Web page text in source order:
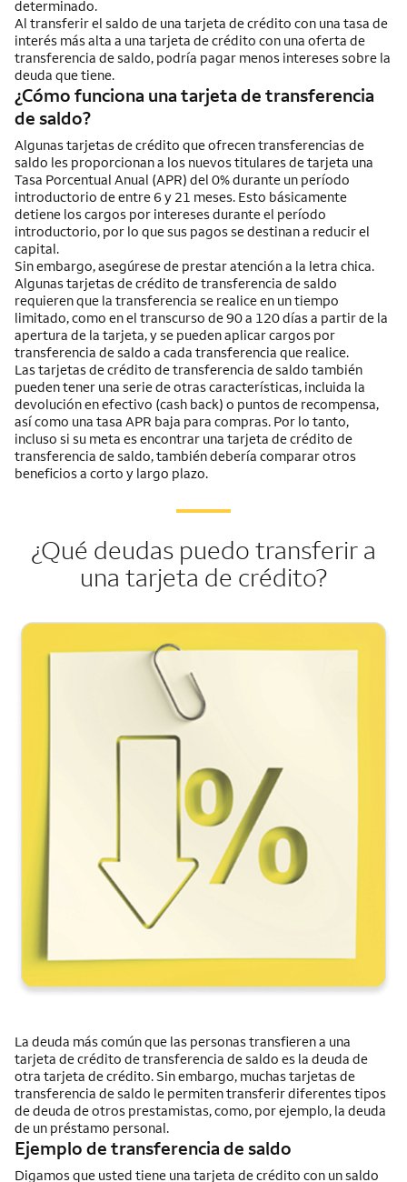
determinado.
Al transferir el saldo de una tarjeta de crédito con una tasa de
interés más alta a una tarjeta de crédito con una oferta de
transferencia de saldo, podría pagar menos intereses sobre la
deuda que tiene.
¿Cómo funciona una tarjeta de transferencia
de saldo?
Algunas tarjetas de crédito que ofrecen transferencias de
saldo les proporcionan a los nuevos titulares de tarjeta una
Tasa Porcentual Anual (APR) del 0% durante un período
introductorio de entre 6 y 21 meses. Esto básicamente
detiene los cargos por intereses durante el período
introductorio, por lo que sus pagos se destinan a reducir el
capital.
Sin embargo, asegúrese de prestar atención a la letra chica.
Algunas tarjetas de crédito de transferencia de saldo
requieren que la transferencia se realice en un tiempo
limitado, como en el transcurso de 90 a 120 días a partir de la
apertura de la tarjeta, y se pueden aplicar cargos por
transferencia de saldo a cada transferencia que realice.
Las tarjetas de crédito de transferencia de saldo también
pueden tener una serie de otras características, incluida la
devolución en efectivo (cash back) o puntos de recompensa,
así como una tasa APR baja para compras. Por lo tanto,
incluso si su meta es encontrar una tarjeta de crédito de
transferencia de saldo, también debería comparar otros
beneficios a corto y largo plazo.
¿Qué deudas puedo transferir a
una tarjeta de crédito?
La deuda más común que las personas transfieren a una
tarjeta de crédito de transferencia de saldo es la deuda de
otra tarjeta de crédito. Sin embargo, muchas tarjetas de
transferencia de saldo le permiten transferir diferentes tipos
de deuda de otros prestamistas, como, por ejemplo, la deuda
de un préstamo personal.
Ejemplo de transferencia de saldo
Digamos que usted tiene una tarjeta de crédito con un saldo